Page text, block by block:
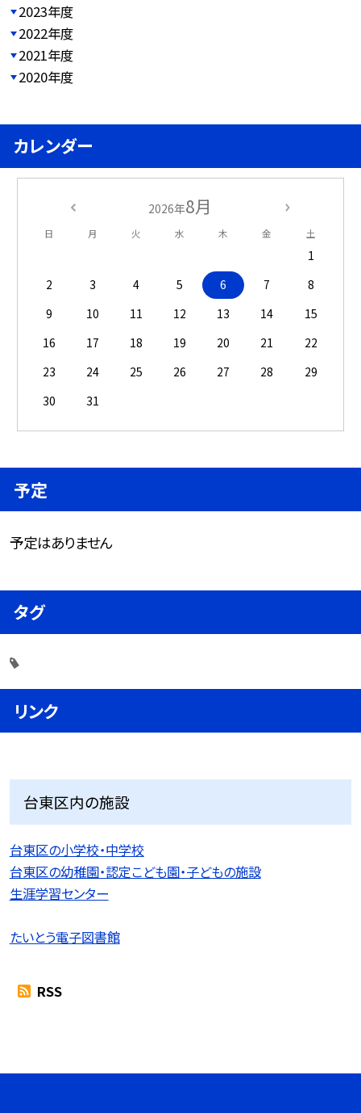
2023年度
2022年度
2021年度
2020年度
カレンダー
2026年8月
日 月 火 水 木 金 土
1
2
3 4 5 6 7
8
9
10 11 12 13 14
15
16
17 18 19 20 21
22
23
24 25 26 27 28
29
30
31
予定
予定はありません
タグ
リンク
台東区内の施設
台東区の小学校・中学校
台東区の幼稚園・認定こども園・子どもの施設
生涯学習センター
たいとう電子図書館
RSS